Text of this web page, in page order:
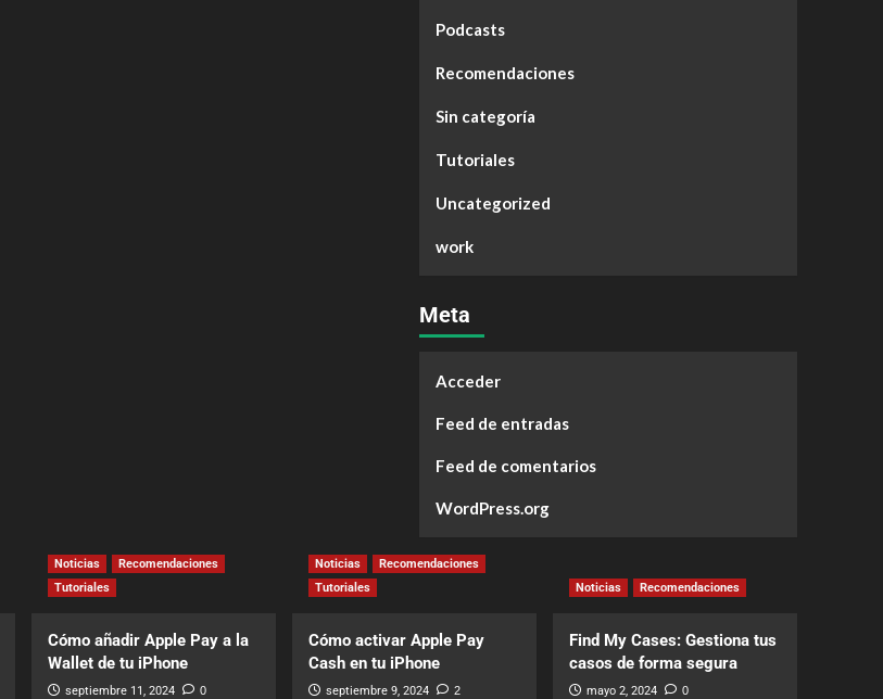
Podcasts
Recomendaciones
Sin categoría
Tutoriales
Uncategorized
work
Meta
Acceder
Feed de entradas
Feed de comentarios
WordPress.org
Noticias
Recomendaciones
Tutoriales
Cómo añadir Apple Pay a la
Wallet de tu iPhone
septiembre 11, 2024 0
Noticias
Recomendaciones
Tutoriales
Cómo activar Apple Pay
Cash en tu iPhone
septiembre 9, 2024 2
Noticias Recomendaciones
Find My Cases: Gestiona tus
casos de forma segura
mayo 2, 2024 0